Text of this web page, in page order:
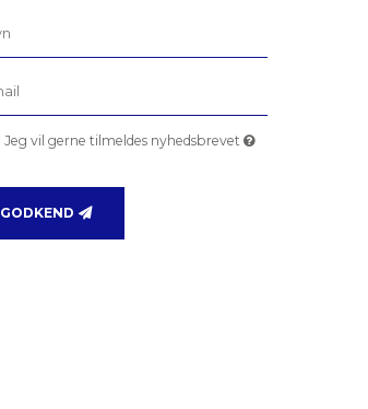
Jeg vil gerne tilmeldes nyhedsbrevet
GODKEND